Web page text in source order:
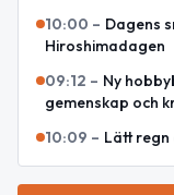
10:00 – Dagens
Hiroshimadagen
09:12 – Ny
gemenskap och
10:09 – Lätt regn